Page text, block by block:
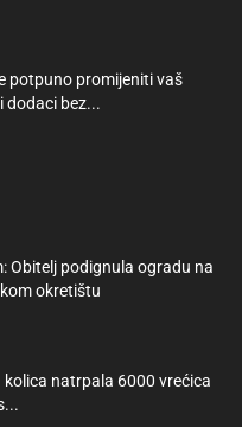
potpuno promijeniti vaš
dodaci bez...
Obitelj podignula ogradu na
okretištu
kolica natrpala 6000 vrećica